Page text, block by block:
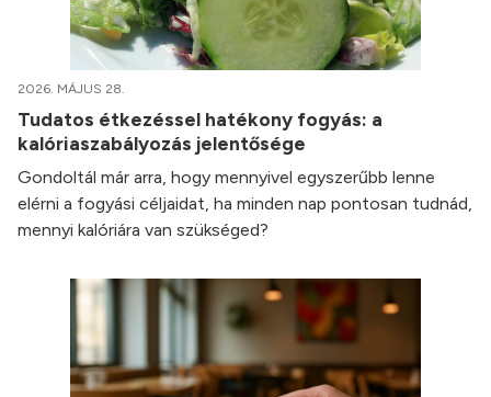
2026. MÁJUS 28.
Tudatos étkezéssel hatékony fogyás: a
kalóriaszabályozás jelentősége
Gondoltál már arra, hogy mennyivel egyszerűbb lenne
elérni a fogyási céljaidat, ha minden nap pontosan tudnád,
mennyi kalóriára van szükséged?